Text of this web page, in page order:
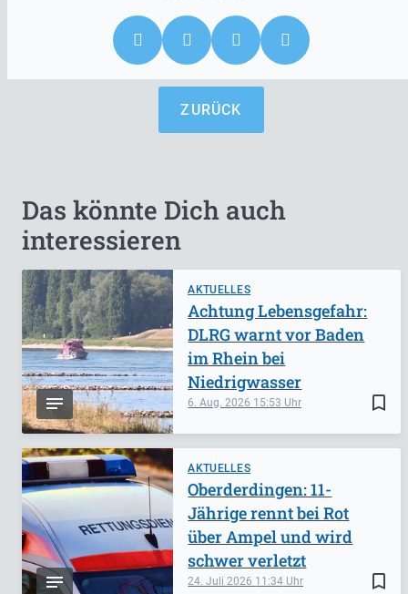
ZURÜCK
Das könnte Dich auch
interessieren
AKTUELLES
bookmark_border
6. Aug. 2026 15:53
Achtung Lebensgefahr:
DLRG warnt vor Baden
im Rhein bei
Niedrigwasser
AKTUELLES
bookmark_border
24. Juli 2026 11:34
Oberderdingen: 11-
Jährige rennt bei Rot
über Ampel und wird
schwer verletzt